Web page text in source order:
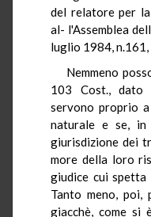
del relatore per
al- l'Assemblea
luglio 1984,
Nemmeno
103 Cost.,
servono proprio
naturale e se,
giurisdizione dei
more della loro
giudice cui
Tanto meno,
giacchè, come si